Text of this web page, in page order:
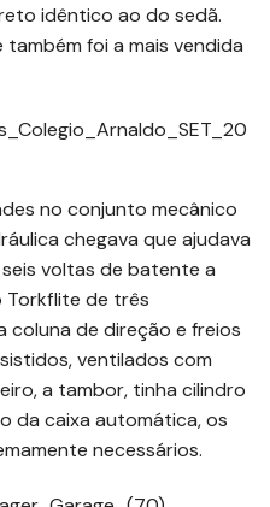
idêntico ao do sedã.
foi a mais vendida
no conjunto mecânico
chegava que ajudava
voltas de batente a
de três
coluna de direção e freios
ventilados com
a tambor, tinha cilindro
da caixa automática, os
necessários.